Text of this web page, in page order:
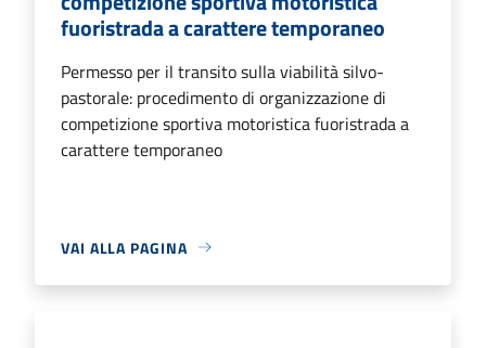
fuoristrada a carattere temporaneo
Permesso per il transito sulla viabilità silvo-
pastorale: procedimento di organizzazione di
competizione sportiva motoristica fuoristrada a
carattere temporaneo
VAI ALLA PAGINA